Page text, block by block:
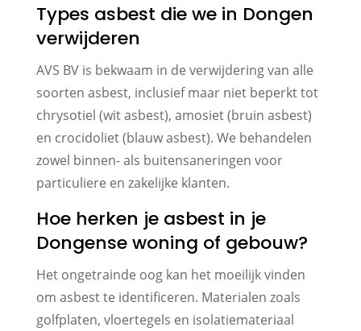
Types asbest die we in Dongen
verwijderen
AVS BV is bekwaam in de verwijdering van alle
soorten asbest, inclusief maar niet beperkt tot
chrysotiel (wit asbest), amosiet (bruin asbest)
en crocidoliet (blauw asbest). We behandelen
zowel binnen- als buitensaneringen voor
particuliere en zakelijke klanten.
Hoe herken je asbest in je
Dongense woning of gebouw?
Het ongetrainde oog kan het moeilijk vinden
om asbest te identificeren. Materialen zoals
golfplaten, vloertegels en isolatiemateriaal